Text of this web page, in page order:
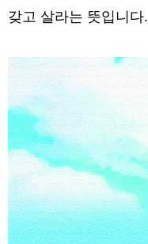
갖고 살라는 뜻입니다.